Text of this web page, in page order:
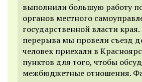
выполнили большую работу
органов местного
государственной власти
перерыва мы провели съезд
человек приехали в
пунктов для того, чтобы
межбюджетные отношения.